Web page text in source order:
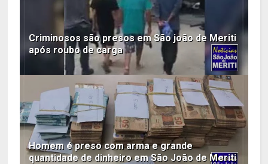
Criminosos são presos em São joão de Meriti
após roubo de carga
Homem é preso com arma e grande
quantidade de dinheiro em São João de Meriti